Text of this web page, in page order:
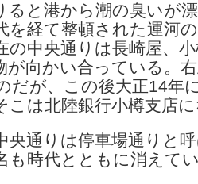
と港から潮の臭いが
を経て整頓された運河
の中央通りは長崎屋、
が向かい合っている。
だが、この後大正14年
こは北陸銀行小樽支店
央通りは停車場通りと
も時代とともに消えて